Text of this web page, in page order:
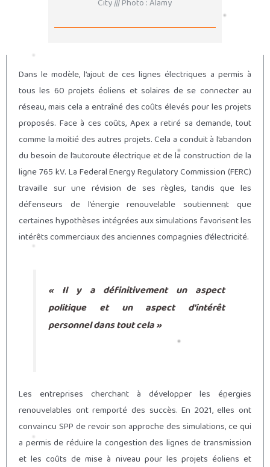
Dans le modèle, l’ajout de ces lignes électriques a permis à
tous les 60 projets éoliens et solaires de se connecter au
réseau, mais cela a entraîné des coûts élevés pour les projets
proposés. Face à ces coûts, Apex a retiré sa demande, tout
comme la moitié des autres projets. Cela a conduit à l’abandon
du besoin de l’autoroute électrique et de la construction de la
ligne 765 kV. La Federal Energy Regulatory Commission (FERC)
travaille sur une révision de ses règles, tandis que les
défenseurs de l’énergie renouvelable soutiennent que
certaines hypothèses intégrées aux simulations favorisent les
intérêts commerciaux des anciennes compagnies d’électricité.
« Il y a définitivement un aspect
politique et un aspect d’intérêt
personnel dans tout cela »
Les entreprises cherchant à développer les énergies
renouvelables ont remporté des succès. En 2021, elles ont
convaincu SPP de revoir son approche des simulations, ce qui
a permis de réduire la congestion des lignes de transmission
et les coûts de mise à niveau pour les projets éoliens et